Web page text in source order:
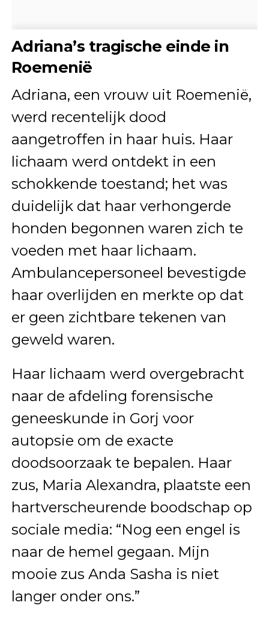
Adriana’s tragische einde in
Roemenië
Adriana, een vrouw uit Roemenië,
werd recentelijk dood
aangetroffen in haar huis. Haar
lichaam werd ontdekt in een
schokkende toestand; het was
duidelijk dat haar verhongerde
honden begonnen waren zich te
voeden met haar lichaam.
Ambulancepersoneel bevestigde
haar overlijden en merkte op dat
er geen zichtbare tekenen van
geweld waren.
Haar lichaam werd overgebracht
naar de afdeling forensische
geneeskunde in Gorj voor
autopsie om de exacte
doodsoorzaak te bepalen. Haar
zus, Maria Alexandra, plaatste een
hartverscheurende boodschap op
sociale media: “Nog een engel is
naar de hemel gegaan. Mijn
mooie zus Anda Sasha is niet
langer onder ons.”